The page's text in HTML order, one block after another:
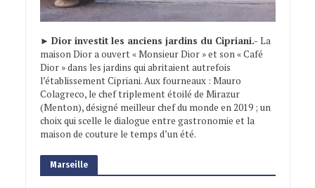
► Dior investit les anciens jardins du Cipriani.- La
maison Dior a ouvert « Monsieur Dior » et son « Café
Dior » dans les jardins qui abritaient autrefois
l’établissement Cipriani. Aux fourneaux : Mauro
Colagreco, le chef triplement étoilé de Mirazur
(Menton), désigné meilleur chef du monde en 2019 ; un
choix qui scelle le dialogue entre gastronomie et la
maison de couture le temps d’un été.
Marseille